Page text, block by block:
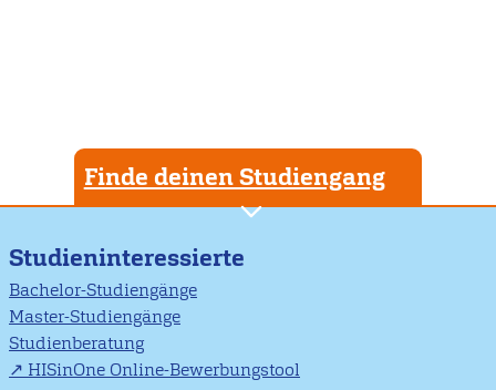
Finde deinen Studiengang
Studieninteressierte
Bachelor-Studiengänge
Master-Studiengänge
Studienberatung
HISinOne Online-Bewerbungstool